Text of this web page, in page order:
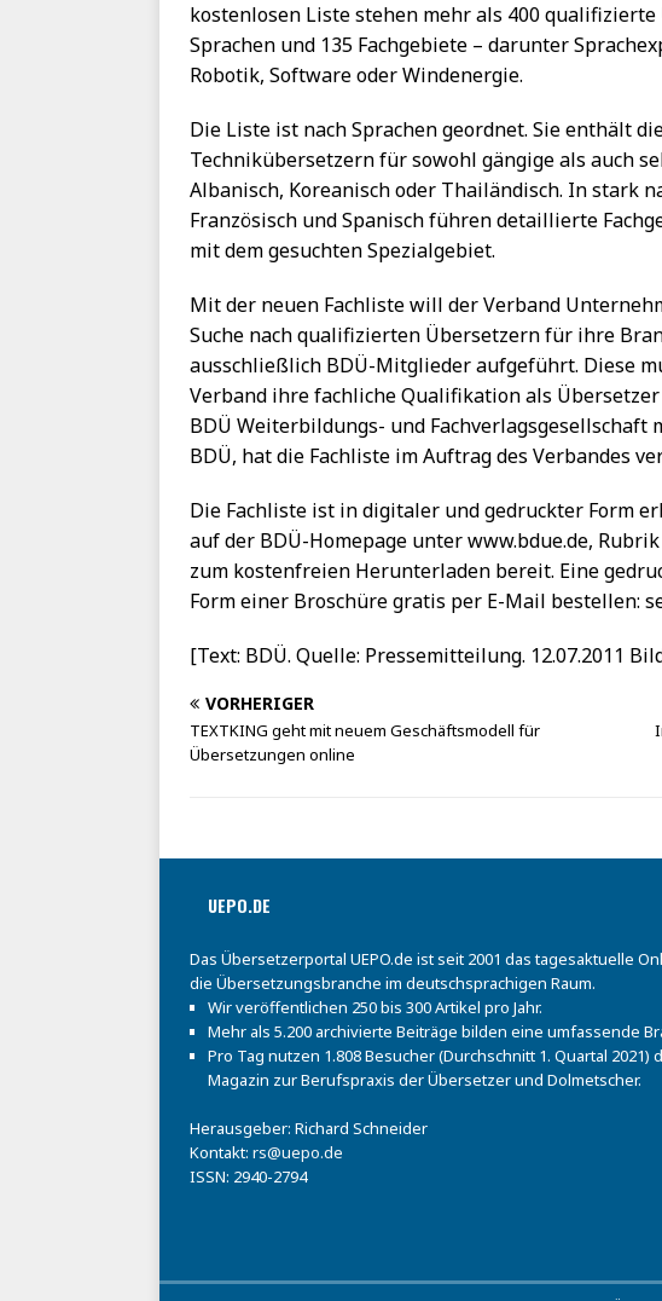
kostenlosen Liste stehen mehr als 400
Sprachen und 135 Fachgebiete – darunter
Robotik, Software oder Windenergie.
Die Liste ist nach Sprachen geordnet. Sie enthält
Technikübersetzern für sowohl gängige als auch
Albanisch, Koreanisch oder Thailändisch. In stark
Französisch und Spanisch führen detaillierte
mit dem gesuchten Spezialgebiet.
Mit der neuen Fachliste will der Verband
Suche nach qualifizierten Übersetzern für ihre
ausschließlich BDÜ-Mitglieder aufgeführt. Diese
Verband ihre fachliche Qualifikation als
BDÜ Weiterbildungs- und Fachverlagsgesellschaft
BDÜ, hat die Fachliste im Auftrag des Verbandes
Die Fachliste ist in digitaler und gedruckter Form
auf der BDÜ-Homepage unter www.bdue.de,
zum kostenfreien Herunterladen bereit. Eine
Form einer Broschüre gratis per E-Mail bestellen:
[Text: BDÜ. Quelle: Pressemitteilung. 12.07.2011
VORHERIGER
TEXTKING geht mit neuem Geschäftsmodell für
Übersetzungen online
UEPO.DE
Das Übersetzerportal UEPO.de ist seit 2001 das tagesaktuelle
die Übersetzungsbranche im deutschsprachigen Raum.
Wir veröffentlichen 250 bis 300 Artikel pro Jahr.
Mehr als 5.200 archivierte Beiträge bilden eine umfassende
Pro Tag nutzen 1.808 Besucher (Durchschnitt 1. Quartal 2021)
Magazin zur Berufspraxis der Übersetzer und Dolmetscher.
Herausgeber: Richard Schneider
Kontakt: rs@uepo.de
ISSN: 2940-2794